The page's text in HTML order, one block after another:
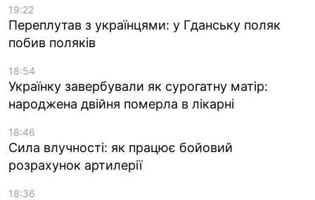
19:22
Переплутав з українцями: у Гданську поляк
побив поляків
18:54
Українку завербували як сурогатну матір:
народжена двійня померла в лікарні
18:46
Сила влучності: як працює бойовий
розрахунок артилерії
18:36